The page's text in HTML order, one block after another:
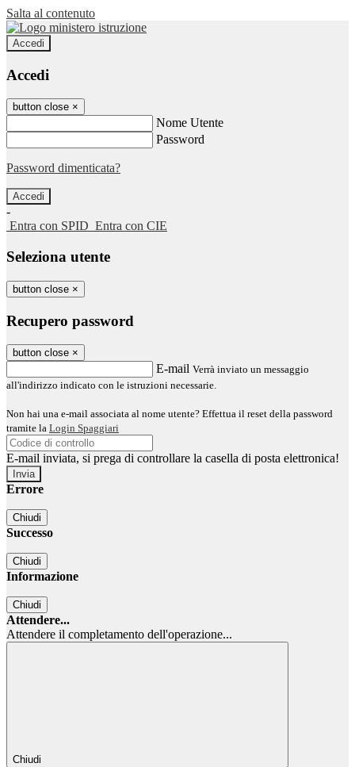
Salta al contenuto
Accedi
Accedi
button close ×
Nome Utente
Password
Password dimenticata?
-
Entra con SPID Entra con CIE
Seleziona utente
button close ×
Recupero password
button close ×
E-mail Verrà inviato un messaggio
all'indirizzo indicato con le istruzioni necessarie.
Non hai una e-mail associata al nome utente? Effettua il reset della password
tramite la Login Spaggiari
E-mail inviata, si prega di controllare la casella di posta elettronica!
Errore
Chiudi
Successo
Chiudi
Informazione
Chiudi
Attendere...
Attendere il completamento dell'operazione...
Chiudi